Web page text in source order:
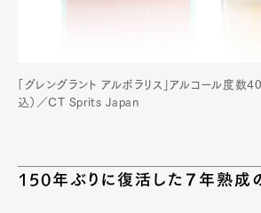
「グレングラント アルボラリス」アルコール度
込）／CT Sprits Japan
150年ぶりに復活した７年熟成